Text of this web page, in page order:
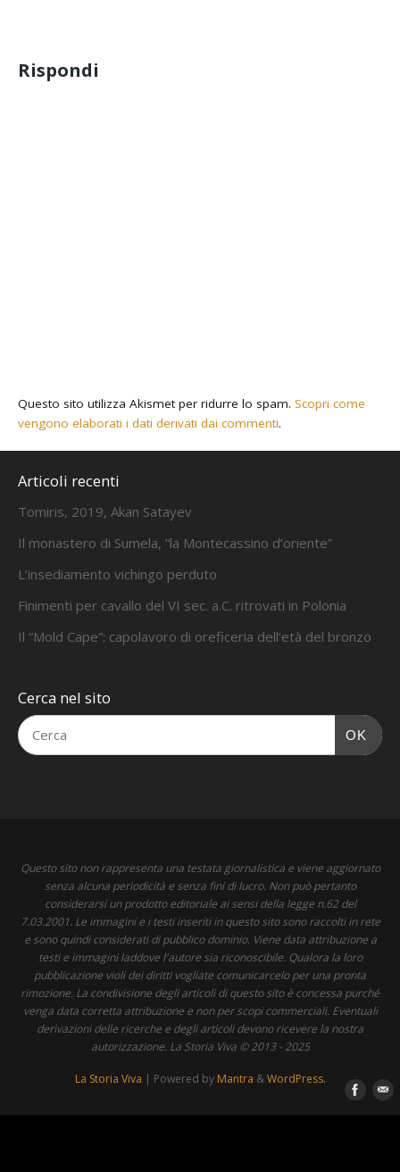
Rispondi
Questo sito utilizza Akismet per ridurre lo spam. Scopri come
vengono elaborati i dati derivati dai commenti.
Articoli recenti
Tomiris, 2019, Akan Satayev
Il monastero di Sumela, “la Montecassino d’oriente”
L’insediamento vichingo perduto
Finimenti per cavallo del VI sec. a.C. ritrovati in Polonia
Il “Mold Cape”: capolavoro di oreficeria dell’età del bronzo
Cerca nel sito
OK
Questo sito non rappresenta una testata giornalistica e viene aggiornato
senza alcuna periodicità e senza fini di lucro. Non può pertanto
considerarsi un prodotto editoriale ai sensi della legge n.62 del
7.03.2001. Le immagini e i testi inseriti in questo sito sono raccolti in rete
e sono quindi considerati di pubblico dominio. Viene data attribuzione a
testi e immagini laddove l'autore sia riconoscibile. Qualora la loro
pubblicazione violi dei diritti vogliate comunicarcelo per una pronta
rimozione. La condivisione degli articoli di questo sito è concessa purché
venga data corretta attribuzione e non per scopi commerciali. Eventuali
derivazioni delle ricerche e degli articoli devono ricevere la nostra
autorizzazione. La Storia Viva © 2013 - 2025
La Storia Viva | Powered by Mantra &WordPress.